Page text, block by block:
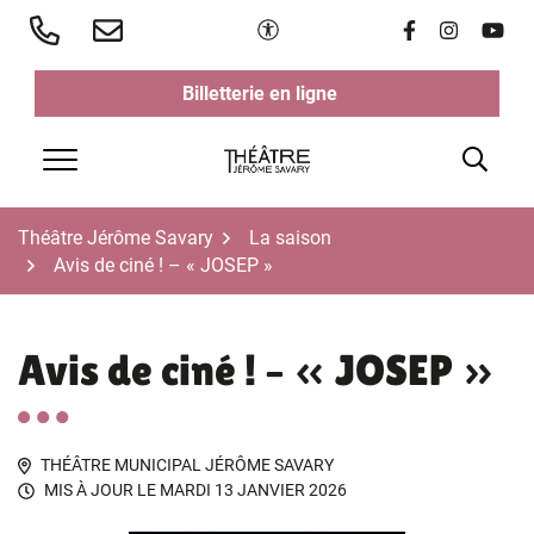
Aller
contenu
Paramètres d'accessibilité
Lien vers le
Lien vers
Lien
Billetterie en ligne(ouverture dans un nouvel
(ouverture dans un nouvel
Menu
Théâtre Jérôme Savary
La saison
Avis de ciné ! – « JOSEP »
Avis de ciné ! – « JOSEP »
THÉÂTRE MUNICIPAL JÉRÔME SAVARY
MIS À JOUR LE MARDI 13 JANVIER 2026